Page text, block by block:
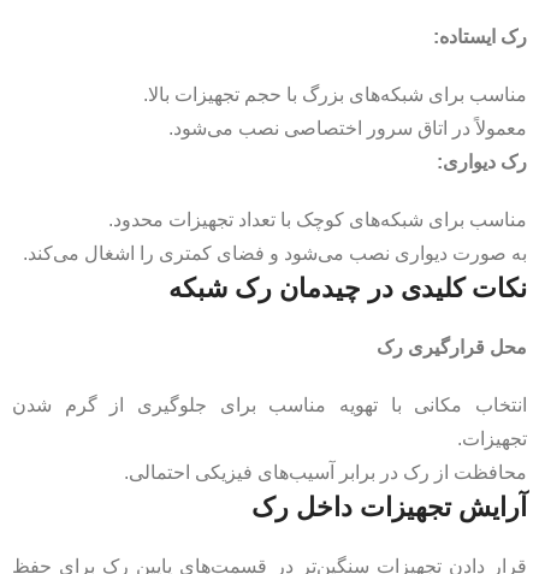
رک ایستاده:
مناسب برای شبکه‌های بزرگ با حجم تجهیزات بالا.
معمولاً در اتاق سرور اختصاصی نصب می‌شود.
رک دیواری:
مناسب برای شبکه‌های کوچک با تعداد تجهیزات محدود.
به صورت دیواری نصب می‌شود و فضای کمتری را اشغال می‌کند.
نکات کلیدی در چیدمان رک شبکه
محل قرارگیری رک
انتخاب مکانی با تهویه مناسب برای جلوگیری از گرم شدن
تجهیزات.
محافظت از رک در برابر آسیب‌های فیزیکی احتمالی.
آرایش تجهیزات داخل رک
قرار دادن تجهیزات سنگین‌تر در قسمت‌های پایین رک برای حفظ